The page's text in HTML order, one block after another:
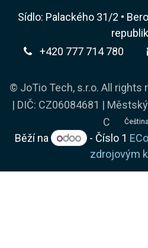
Sídlo: Palackého 31/2 •
+420 777 714 780
© JoTio Tech, s.r.o. All rights
| DIČ: CZ06084681 |
C
Čeština
Běží na - Číslo 1
zdrojovým